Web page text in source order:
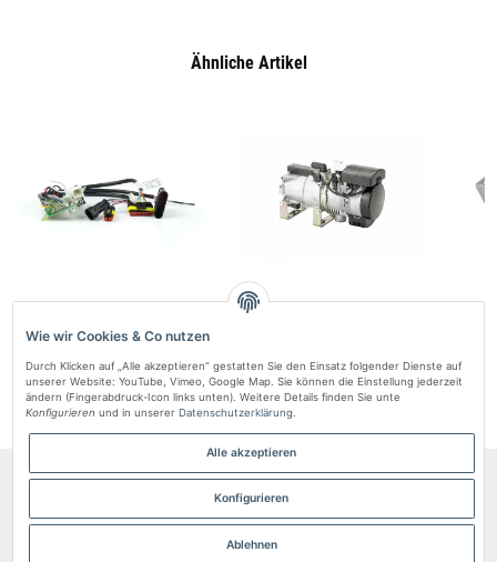
Ähnliche Artikel
Autoterm FLOW 14D-12V – Diesel
Informationen
Gesetzliche Informationen
Wie wir Cookies & Co nutzen
Durch Klicken auf „Alle akzeptieren“ gestatten Sie den Einsatz folgender Dienste auf
unserer Website: YouTube, Vimeo, Google Map. Sie können die Einstellung jederzeit
ändern (Fingerabdruck-Icon links unten). Weitere Details finden Sie unte
Konfigurieren und in unserer Datenschutzerklärung
Alle akzeptieren
Konfigurieren
Ablehnen